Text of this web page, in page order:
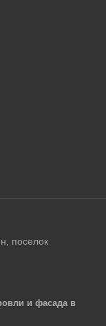
поселок
и фасада в